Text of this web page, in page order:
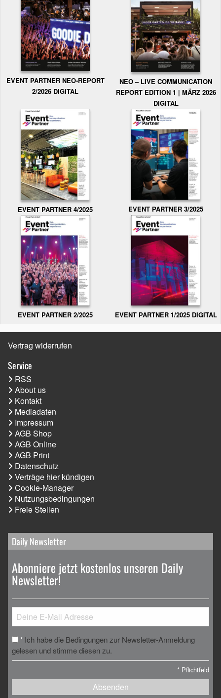
EVENT PARTNER NEO-REPORT
2/2026 DIGITAL
NEO – LIVE COMMUNICATION
REPORT EDITION 1 | MÄRZ 2026
DIGITAL
EVENT PARTNER 4/2025 EVENT PARTNER 3/2025
EVENT PARTNER 2/2025 EVENT PARTNER 1/2025 DIGITAL
Vertrag widerrufen
Service
RSS
About us
Kontakt
Mediadaten
Impressum
AGB Shop
AGB Online
AGB Print
Datenschutz
Verträge hier kündigen
Cookie-Manager
Nutzungsbedingungen
Freie Stellen
Daily Newsletter
Abonniere jetzt kostenlos unseren Daily
Newsletter!
* Ich habe die Bedingungen zur Newsletter-Anmeldung
gelesen und stimme diesen zu.
* Pflichtfeld
Absenden